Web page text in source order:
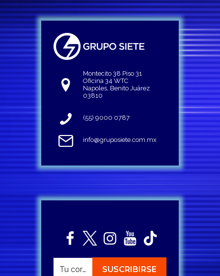
Montecito 38 Piso 31
Oficina 34 WTC
Napoles, Benito Juárez
03810
(55) 9000 0787
info@gruposiete.com.mx